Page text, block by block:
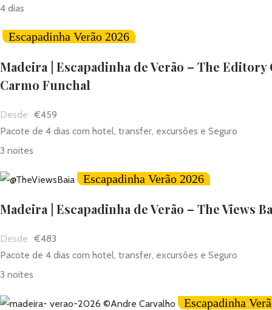
4 dias
Escapadinha Verão 2026
Madeira | Escapadinha de Verão – The Editory
Carmo Funchal
€459
Pacote de 4 dias com hotel, transfer, excursões e Seguro
3 noites
Escapadinha Verão 2026
Madeira | Escapadinha de Verão – The Views
€483
Pacote de 4 dias com hotel, transfer, excursões e Seguro
3 noites
Escapadinha